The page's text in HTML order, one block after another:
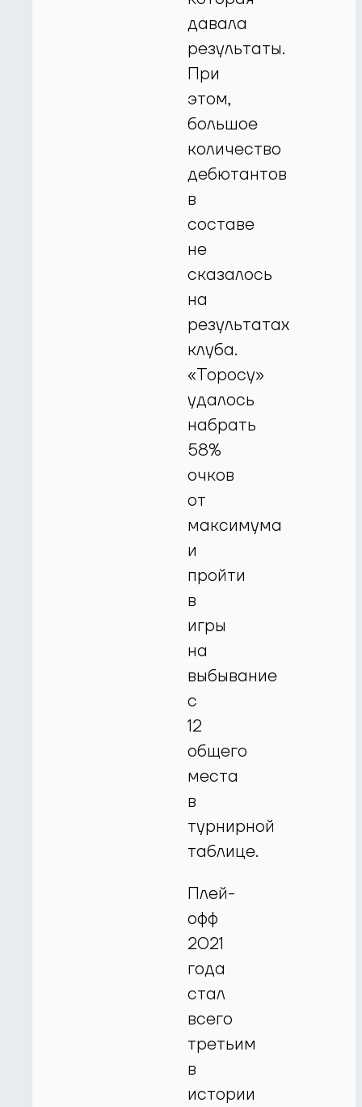
давала
результаты.
При
этом,
большое
количество
дебютантов
в
составе
не
сказалось
на
результатах
клуба.
«Торосу»
удалось
набрать
58%
очков
от
максимума
и
пройти
в
игры
на
выбывание
с
12
общего
места
в
турнирной
таблице.
Плей-
офф
2021
года
стал
всего
третьим
в
истории